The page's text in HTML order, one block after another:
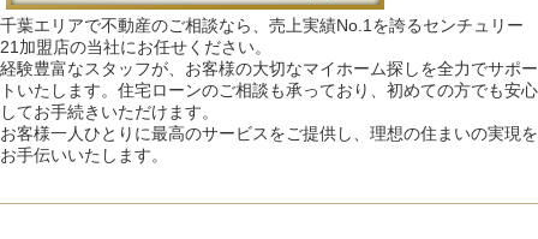
千葉エリアで不動産のご相談なら、売上実績No.1を誇るセンチュリー
21加盟店の当社にお任せください。
経験豊富なスタッフが、お客様の大切なマイホーム探しを全力でサポー
トいたします。住宅ローンのご相談も承っており、初めての方でも安心
してお手続きいただけます。
お客様一人ひとりに最高のサービスをご提供し、理想の住まいの実現を
お手伝いいたします。